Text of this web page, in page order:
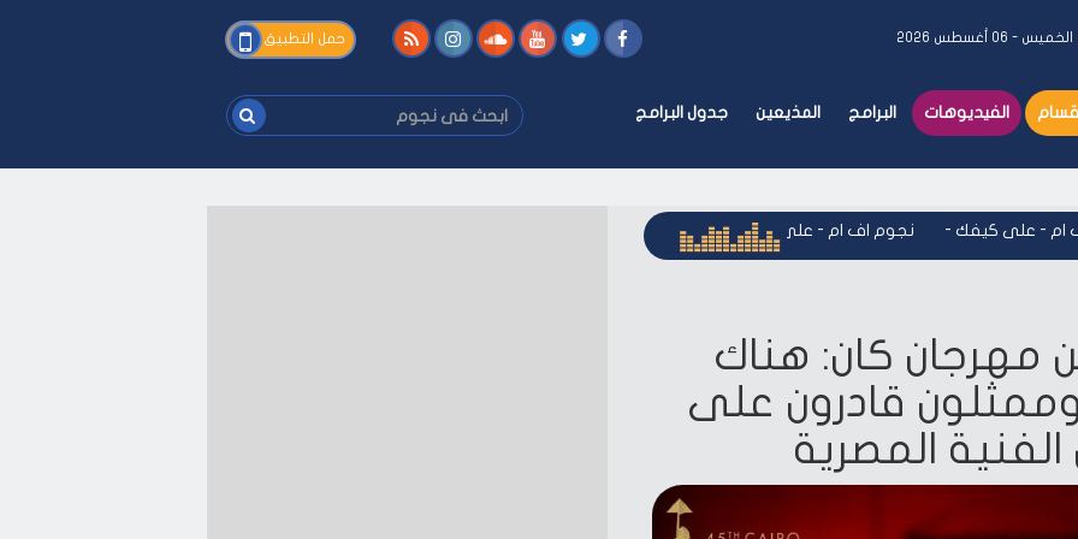
الخميس - ٠٦ أغسطس ٢٠٢٦ حمل التطبيق
الفيديوهات البرامج المذيعين جدول البرامج
ابحث
فى
فى
- - على كيفك -نجوم اف ام - على كيفك نجوم اف ام - على كيفك
كان: هناك
قادرون على
المصرية